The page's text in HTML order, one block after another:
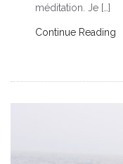
méditation. Je […]
Continue Reading